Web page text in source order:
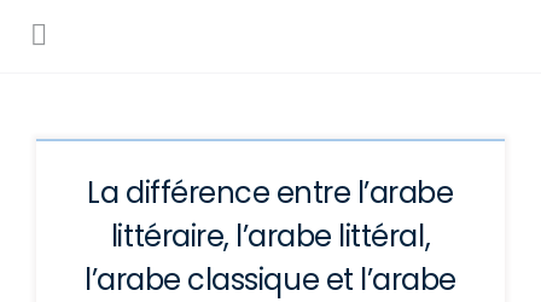
La différence entre l’arabe
littéraire, l’arabe littéral,
l’arabe classique et l’arabe